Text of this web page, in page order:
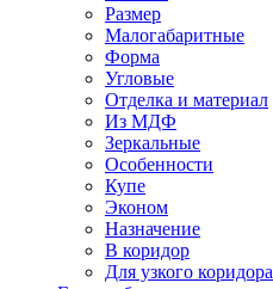
Размер
Малогабаритные
Форма
Угловые
Отделка и материал
Из МДФ
Зеркальные
Особенности
Купе
Эконом
Назначение
В коридор
Для узкого коридора